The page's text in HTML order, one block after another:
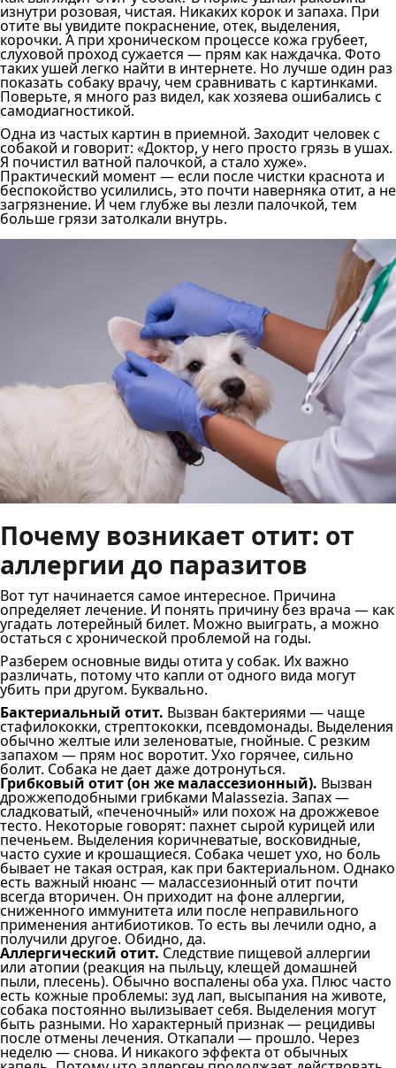
изнутри розовая, чистая. Никаких корок и запаха. При
отите вы увидите покраснение, отек, выделения,
корочки. А при хроническом процессе кожа грубеет,
слуховой проход сужается — прям как наждачка. Фото
таких ушей легко найти в интернете. Но лучше один раз
показать собаку врачу, чем сравнивать с картинками.
Поверьте, я много раз видел, как хозяева ошибались с
самодиагностикой.
Одна из частых картин в приемной. Заходит человек с
собакой и говорит: «Доктор, у него просто грязь в ушах.
Я почистил ватной палочкой, а стало хуже».
Практический момент — если после чистки краснота и
беспокойство усилились, это почти наверняка отит, а не
загрязнение. И чем глубже вы лезли палочкой, тем
больше грязи затолкали внутрь.
Почему возникает отит: от
аллергии до паразитов
Вот тут начинается самое интересное. Причина
определяет лечение. И понять причину без врача — как
угадать лотерейный билет. Можно выиграть, а можно
остаться с хронической проблемой на годы.
Разберем основные виды отита у собак. Их важно
различать, потому что капли от одного вида могут
убить при другом. Буквально.
Бактериальный отит. Вызван бактериями — чаще
стафилококки, стрептококки, псевдомонады. Выделения
обычно желтые или зеленоватые, гнойные. С резким
запахом — прям нос воротит. Ухо горячее, сильно
болит. Собака не дает даже дотронуться.
Грибковый отит (он же малассезионный). Вызван
дрожжеподобными грибками Malassezia. Запах —
сладковатый, «печеночный» или похож на дрожжевое
тесто. Некоторые говорят: пахнет сырой курицей или
печеньем. Выделения коричневатые, восковидные,
часто сухие и крошащиеся. Собака чешет ухо, но боль
бывает не такая острая, как при бактериальном. Однако
есть важный нюанс — малассезионный отит почти
всегда вторичен. Он приходит на фоне аллергии,
сниженного иммунитета или после неправильного
применения антибиотиков. То есть вы лечили одно, а
получили другое. Обидно, да.
Аллергический отит.Следствие пищевой аллергии
или атопии (реакция на пыльцу, клещей домашней
пыли, плесень). Обычно воспалены оба уха. Плюс часто
есть кожные проблемы: зуд лап, высыпания на животе,
собака постоянно вылизывает себя. Выделения могут
быть разными. Но характерный признак — рецидивы
после отмены лечения. Откапали — прошло. Через
неделю — снова. И никакого эффекта от обычных